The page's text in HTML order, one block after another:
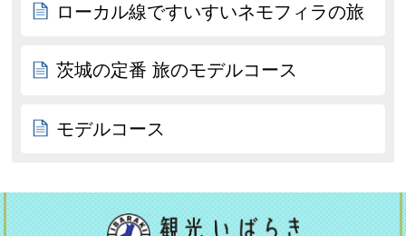
ローカル線ですいすいネモフィラの旅
茨城の定番 旅のモデルコース
モデルコース